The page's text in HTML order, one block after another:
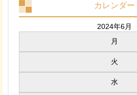
カレンダー
2024年6月
月
火
水